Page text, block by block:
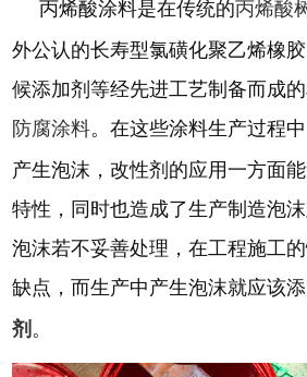
丙烯酸涂料是在传统的丙烯酸
外公认的长寿型氯磺化聚乙烯橡
候添加剂等经先进工艺制备而成
防腐涂料。在这些涂料生产过程
产生泡沫，改性剂的应用一方面
特性，同时也造成了生产制造泡
泡沫若不妥善处理，在工程施工
缺点 ，而生产中产生泡沫就应该
剂 。